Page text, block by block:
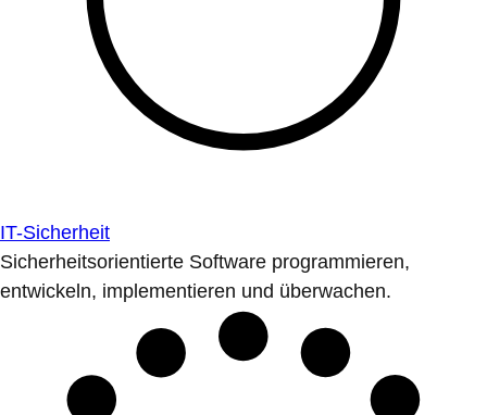
IT-Sicherheit
Sicherheitsorientierte Software programmieren,
entwickeln, implementieren und überwachen.